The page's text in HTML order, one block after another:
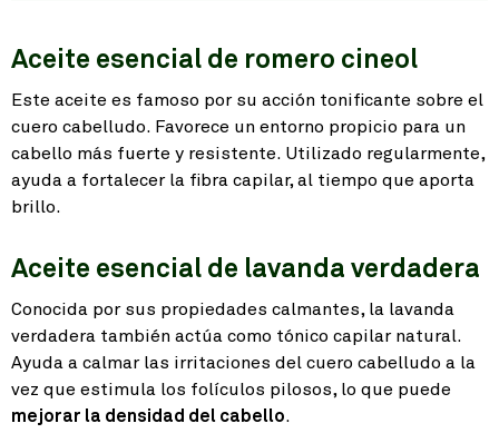
Aceite esencial de romero cineol
Este aceite es famoso por su acción tonificante sobre el
cuero cabelludo. Favorece un entorno propicio para un
cabello más fuerte y resistente. Utilizado regularmente,
ayuda a fortalecer la fibra capilar, al tiempo que aporta
brillo.
Aceite esencial de lavanda verdadera
Conocida por sus propiedades calmantes, la lavanda
verdadera también actúa como tónico capilar natural.
Ayuda a calmar las irritaciones del cuero cabelludo a la
vez que estimula los folículos pilosos, lo que puede
mejorar la densidad del cabello.